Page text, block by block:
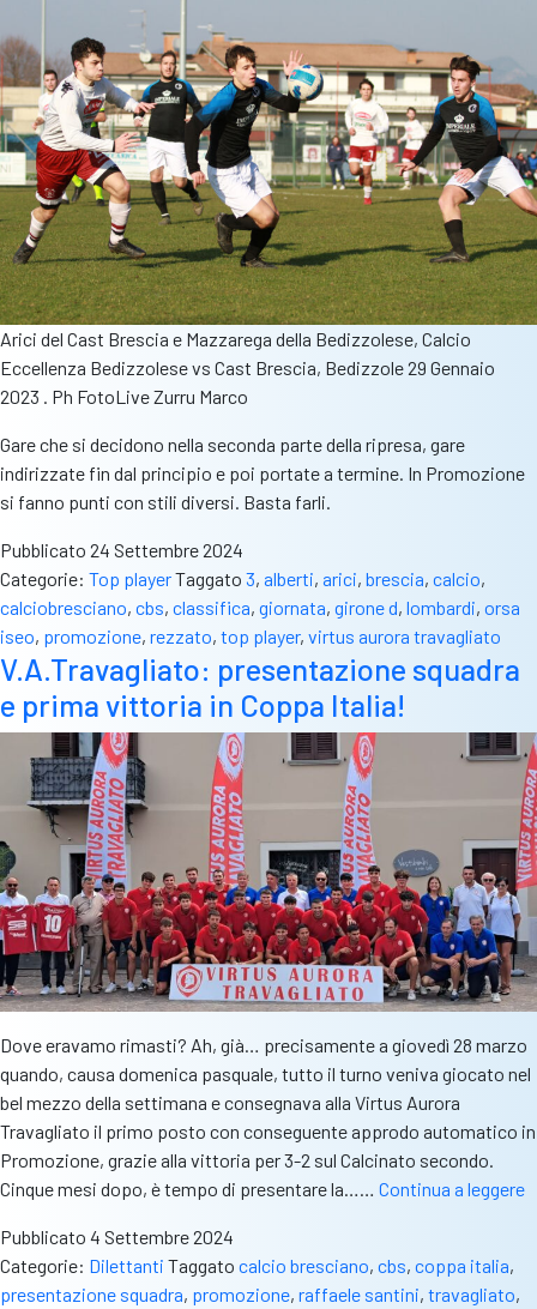
Arici del Cast Brescia e Mazzarega della Bedizzolese, Calcio
Eccellenza Bedizzolese vs Cast Brescia, Bedizzole 29 Gennaio
2023 . Ph FotoLive Zurru Marco
Gare che si decidono nella seconda parte della ripresa, gare
indirizzate fin dal principio e poi portate a termine. In Promozione
si fanno punti con stili diversi. Basta farli.
Pubblicato 24 Settembre 2024
Categorie: Top playerTaggato 3, alberti, arici, brescia, calcio,
calciobresciano, cbs, classifica, giornata, girone d, lombardi, orsa
iseo, promozione, rezzato, top player, virtus aurora travagliato
V.A.Travagliato: presentazione squadra
e prima vittoria in Coppa Italia!
Dove eravamo rimasti? Ah, già… precisamente a giovedì 28 marzo
quando, causa domenica pasquale, tutto il turno veniva giocato nel
bel mezzo della settimana e consegnava alla Virtus Aurora
Travagliato il primo posto con conseguente approdo automatico in
Promozione, grazie alla vittoria per 3-2 sul Calcinato secondo.
Cinque mesi dopo, è tempo di presentare la…… Continua a leggere
Pubblicato 4 Settembre 2024
Categorie: Dilettanti Taggato calcio bresciano, cbs, coppa italia,
presentazione squadra, promozione, raffaele santini, travagliato,